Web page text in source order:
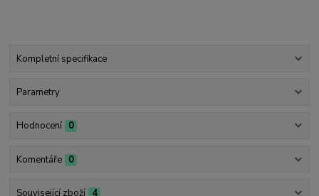
Kompletní specifikace
Parametry
Hodnocení 0
Komentáře 0
Související zboží 4